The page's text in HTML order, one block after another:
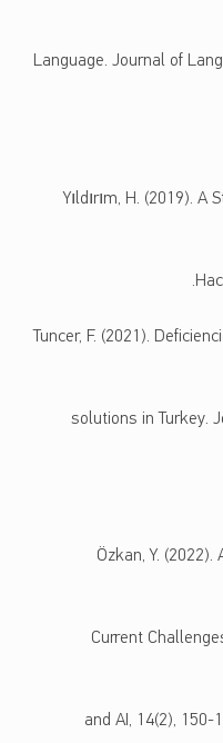
Language. Journal of
Yıldırım, H. (2019).
Tuncer, F. (2021).
solutions in Turkey.
Özkan, Y.
Current
and AI, 14(2), 150-